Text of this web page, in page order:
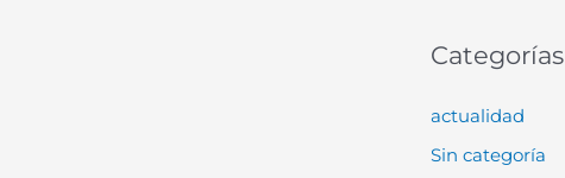
Categorías
actualidad
Sin categoría